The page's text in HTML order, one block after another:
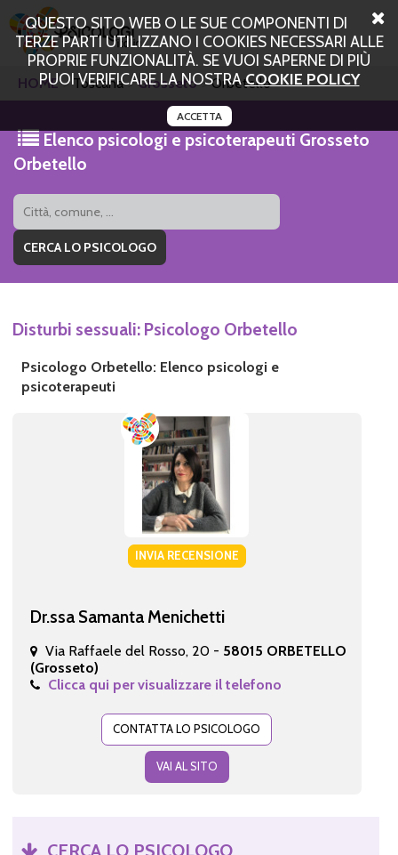
QUESTO SITO WEB O LE SUE COMPONENTI DI
TERZE PARTI UTILIZZANO I COOKIES NECESSARI ALLE
PROPRIE FUNZIONALITÀ. SE VUOI SAPERNE DI PIÙ
PUOI VERIFICARE LA NOSTRACOOKIE POLICY
ACCETTA
HOME Toscana Grosseto Orbetello
Elenco psicologi e psicoterapeuti Grosseto
Orbetello
Disturbi sessuali: Psicologo Orbetello
Psicologo Orbetello: Elenco psicologi e
psicoterapeuti
INVIA RECENSIONE
Dr.ssa Samanta Menichetti
Via Raffaele del Rosso, 20 - 58015 ORBETELLO
(Grosseto)
Clicca qui per visualizzare il telefono
CONTATTA LO PSICOLOGO
VAI AL SITO
CERCA LO PSICOLOGO